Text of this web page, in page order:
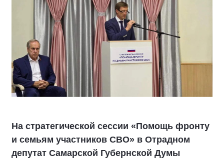
На стратегической сессии «Помощь фронту
и семьям участников СВО» в Отрадном
депутат Самарской Губернской Думы